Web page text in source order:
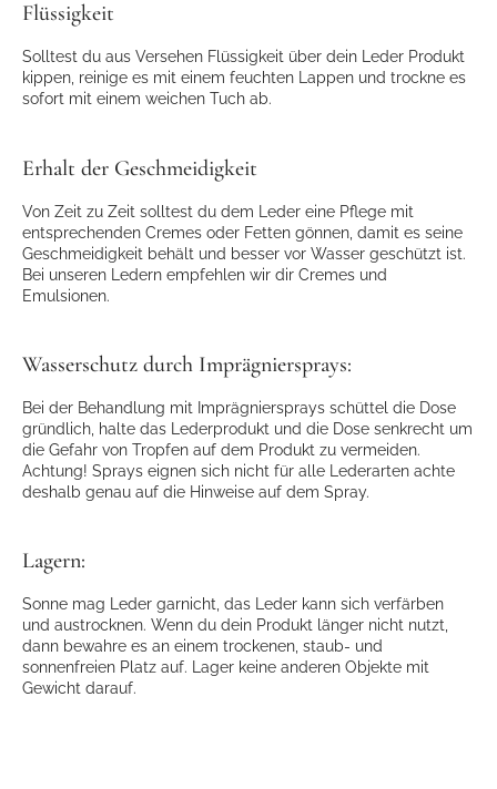
Flüssigkeit
Solltest du aus Versehen Flüssigkeit über dein Leder Produkt
kippen, reinige es mit einem feuchten Lappen und trockne es
sofort mit einem weichen Tuch ab.
Erhalt der Geschmeidigkeit
Von Zeit zu Zeit solltest du dem Leder eine Pflege mit
entsprechenden Cremes oder Fetten gönnen, damit es seine
Geschmeidigkeit behält und besser vor Wasser geschützt ist.
Bei unseren Ledern empfehlen wir dir Cremes und
Emulsionen.
Wasserschutz durch Imprägniersprays:
Bei der Behandlung mit Imprägniersprays schüttel die Dose
gründlich, halte das Lederprodukt und die Dose senkrecht um
die Gefahr von Tropfen auf dem Produkt zu vermeiden.
Achtung! Sprays eignen sich nicht für alle Lederarten achte
deshalb genau auf die Hinweise auf dem Spray.
Lagern:
Sonne mag Leder garnicht, das Leder kann sich verfärben
und austrocknen. Wenn du dein Produkt länger nicht nutzt,
dann bewahre es an einem trockenen, staub- und
sonnenfreien Platz auf. Lager keine anderen Objekte mit
Gewicht darauf.